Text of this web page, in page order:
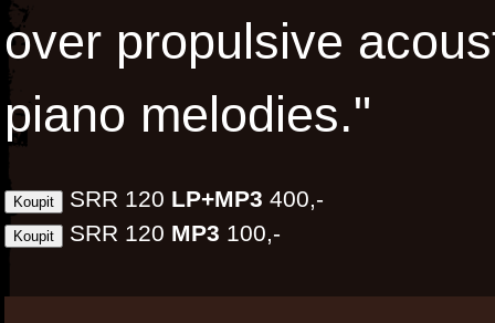
over propulsive
piano melodies."
SRR 120 LP+MP3 400,-
SRR 120 MP3 100,-